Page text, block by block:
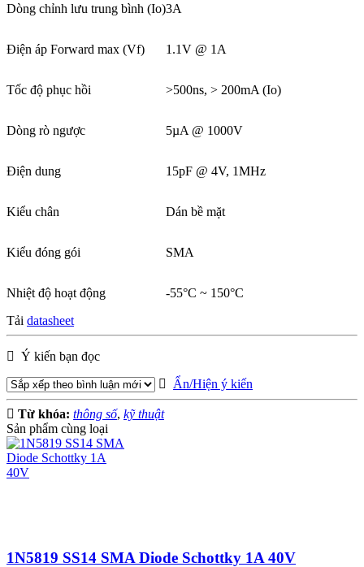
Dòng chỉnh lưu trung bình (Io)3A
Điện áp Forward max (Vf) 1.1V @ 1A
Tốc độ phục hồi >500ns, > 200mA (Io)
Dòng rò ngược 5µA @ 1000V
Điện dung 15pF @ 4V, 1MHz
Kiểu chân Dán bề mặt
Kiểu đóng gói SMA
Nhiệt độ hoạt động
-55°C ~ 150°C
Tải datasheet
Ý kiến bạn đọc
Ẩn/Hiện ý kiến
Từ khóa: thông số, kỹ thuật
Sản phẩm cùng loại
1N5819 SS14 SMA Diode Schottky 1A 40V